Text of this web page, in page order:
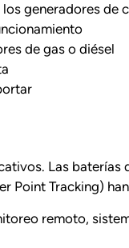
generadores de
de gas o diésel
Las
Point Tracking)
remoto,